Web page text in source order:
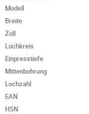
Modell
Breite
Zoll
Lochkreis
Einpresstiefe
Mittenbohrung
Lochzahl
EAN
HSN